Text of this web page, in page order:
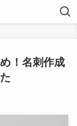
！名刺作成